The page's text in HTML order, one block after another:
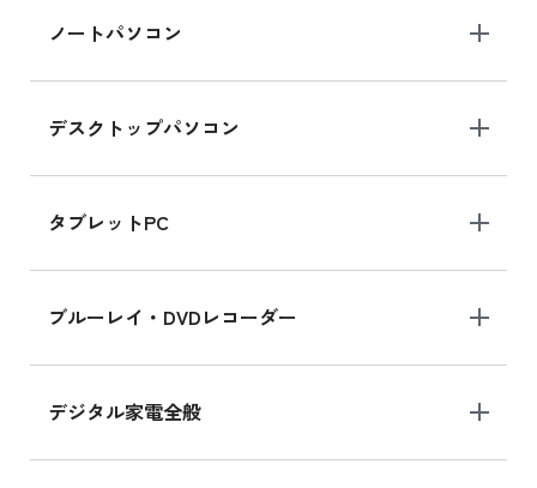
ノートパソコン
デスクトップパソコン
タブレットPC
ブルーレイ・DVDレコーダー
デジタル家電全般
ら
iPad mini シリーズ 2024
iPad mini 8.3インチ の新品買取価格
iPhone 16 シリーズ
iPhone 16 の新品買取価格
iPad Air 11インチ シリーズ
iPad Air 11インチ の新品買取価格